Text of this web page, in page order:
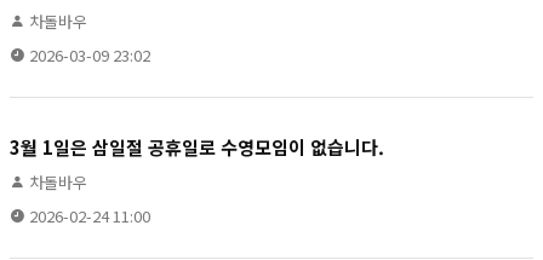
차돌바우
2026-03-09 23:02
3월 1일은 삼일절 공휴일로 수영모임이 없습니다.
차돌바우
2026-02-24 11:00